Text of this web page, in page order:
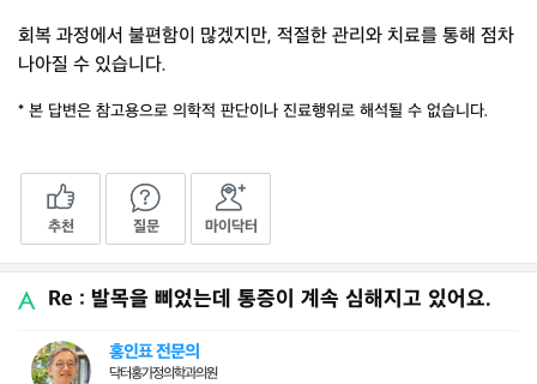
회복 과정에서 불편함이 많겠지만, 적절한 관리와 치료를 통해 점차
나아질 수 있습니다.
* 본 답변은 참고용으로 의학적 판단이나 진료행위로 해석될 수 없습니다.
추천 질문 마이닥터
Re : 발목을 삐었는데 통증이 계속 심해지고 있어요.
홍인표 전문의
닥터홍가정의학과의원